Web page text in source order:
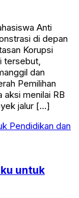
Anti
di depan
Korupsi
tersebut,
dan
Pemilihan
aksi menilai RB
jalur […]
untuk